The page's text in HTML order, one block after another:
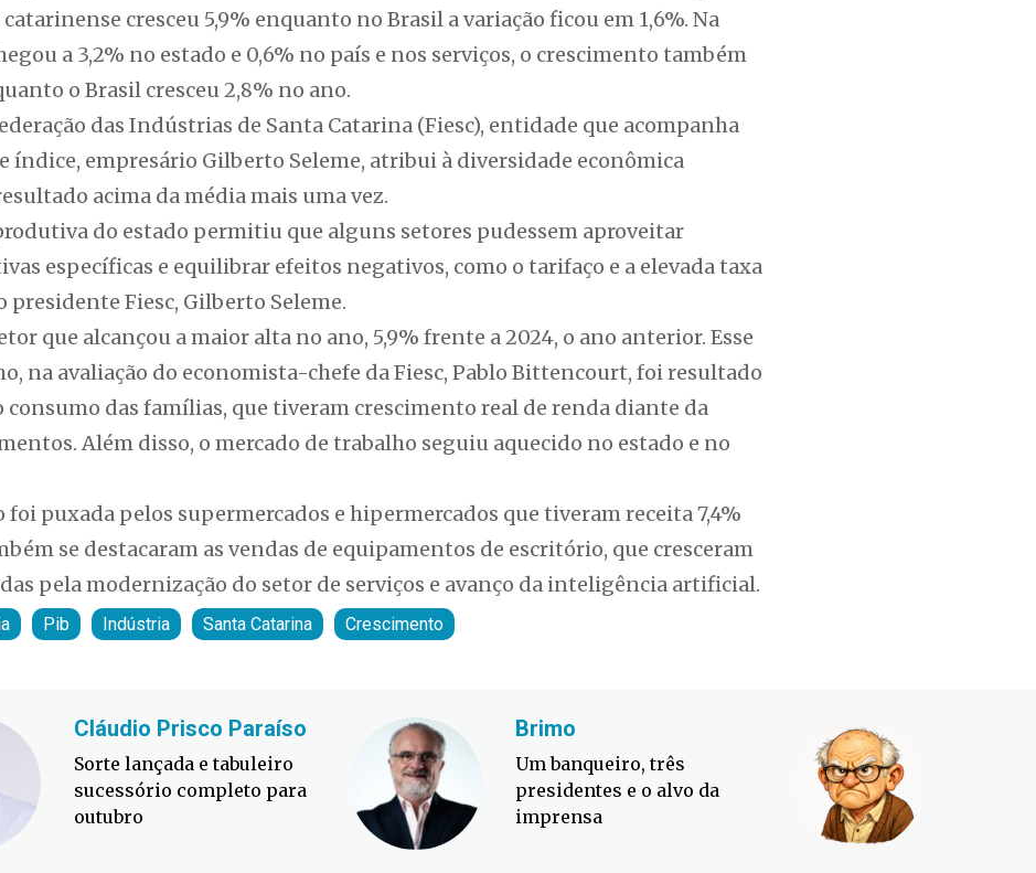
cresceu 5,9% enquanto no Brasil a variação ficou em 1,6%. Na
a 3,2% no estado e 0,6% no país e nos serviços, o crescimento também
o Brasil cresceu 2,8% no ano.
das Indústrias de Santa Catarina (Fiesc), entidade que acompanha
índice, empresário Gilberto Seleme, atribui à diversidade econômica
acima da média mais uma vez.
do estado permitiu que alguns setores pudessem aproveitar
específicas e equilibrar efeitos negativos, como o tarifaço e a elevada taxa
presidente Fiesc, Gilberto Seleme.
que alcançou a maior alta no ano, 5,9% frente a 2024, o ano anterior. Esse
na avaliação do economista-chefe da Fiesc, Pablo Bittencourt, foi resultado
consumo das famílias, que tiveram crescimento real de renda diante da
Além disso, o mercado de trabalho seguiu aquecido no estado e no
foi puxada pelos supermercados e hipermercados que tiveram receita 7,4%
se destacaram as vendas de equipamentos de escritório, que cresceram
pela modernização do setor de serviços e avanço da inteligência artificial.
Pib Indústria Santa Catarina Crescimento
Cláudio Prisco Paraíso
Sorte lançada e tabuleiro
sucessório completo para
outubro
Brimo
Um banqueiro, três
presidentes e o alvo da
imprensa